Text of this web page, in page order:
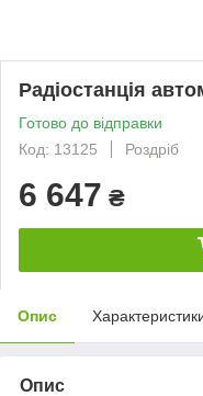
Радіостанція
Готово до відправки
Код: 13125
Роздріб
6 647 ₴
Опис
Опис